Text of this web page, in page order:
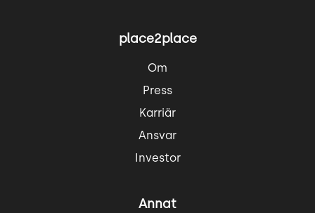
place2place
Om
Press
Karriär
Ansvar
Investor
Annat